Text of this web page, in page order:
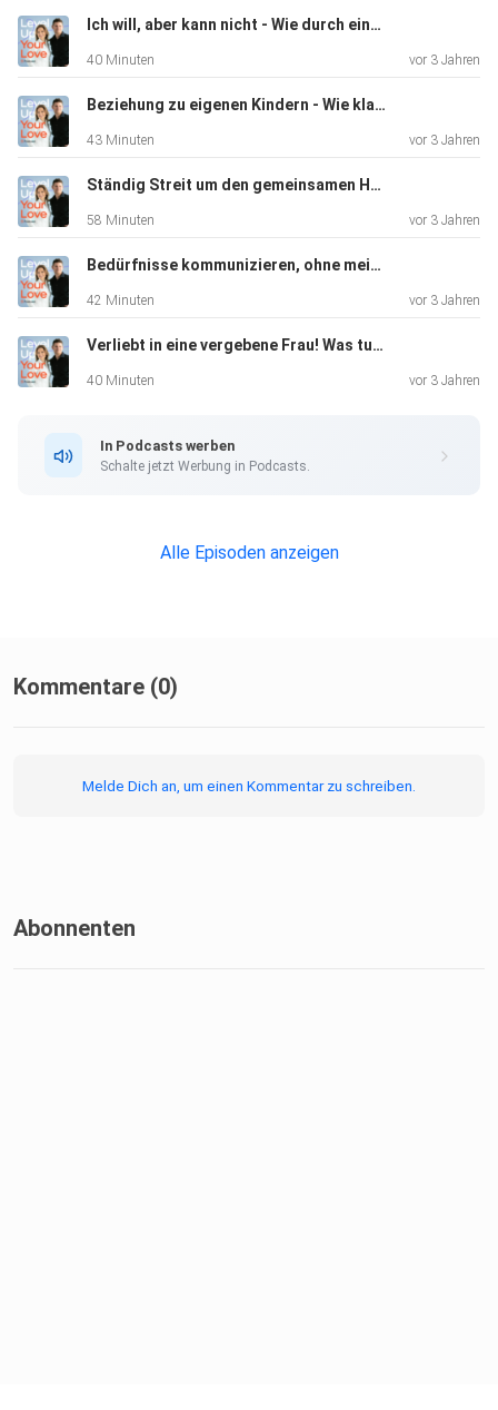
---
Podcast, sende uns
eine E-mail an:
coaching@sozialdynamik.at
Folge uns auf Instagram: @sozialdynamik_com
Besuche Dominik's YouTube Kanal:
Ich will, aber kann nicht - Wie durch einen guten Zustand Veränderung entsteht!
40 Minuten vor 3 Jahren
Beziehung zu eigenen Kindern - Wie klappt es auch bei Problemen
43 Minuten vor 3 Jahren
Ständig Streit um den gemeinsamen Haushalt? Was wirklich hilft!
58 Minuten vor 3 Jahren
Bedürfnisse kommunizieren, ohne meinen Partner zu verletzen?
42 Minuten vor 3 Jahren
Verliebt in eine vergebene Frau! Was tun?
40 Minuten vor 3 Jahren
In Podcasts werben
Schalte jetzt Werbung in Podcasts.
Alle Episoden anzeigen
Kommentare (0)
Melde Dich an, um einen Kommentar zu schreiben.
Abonnenten